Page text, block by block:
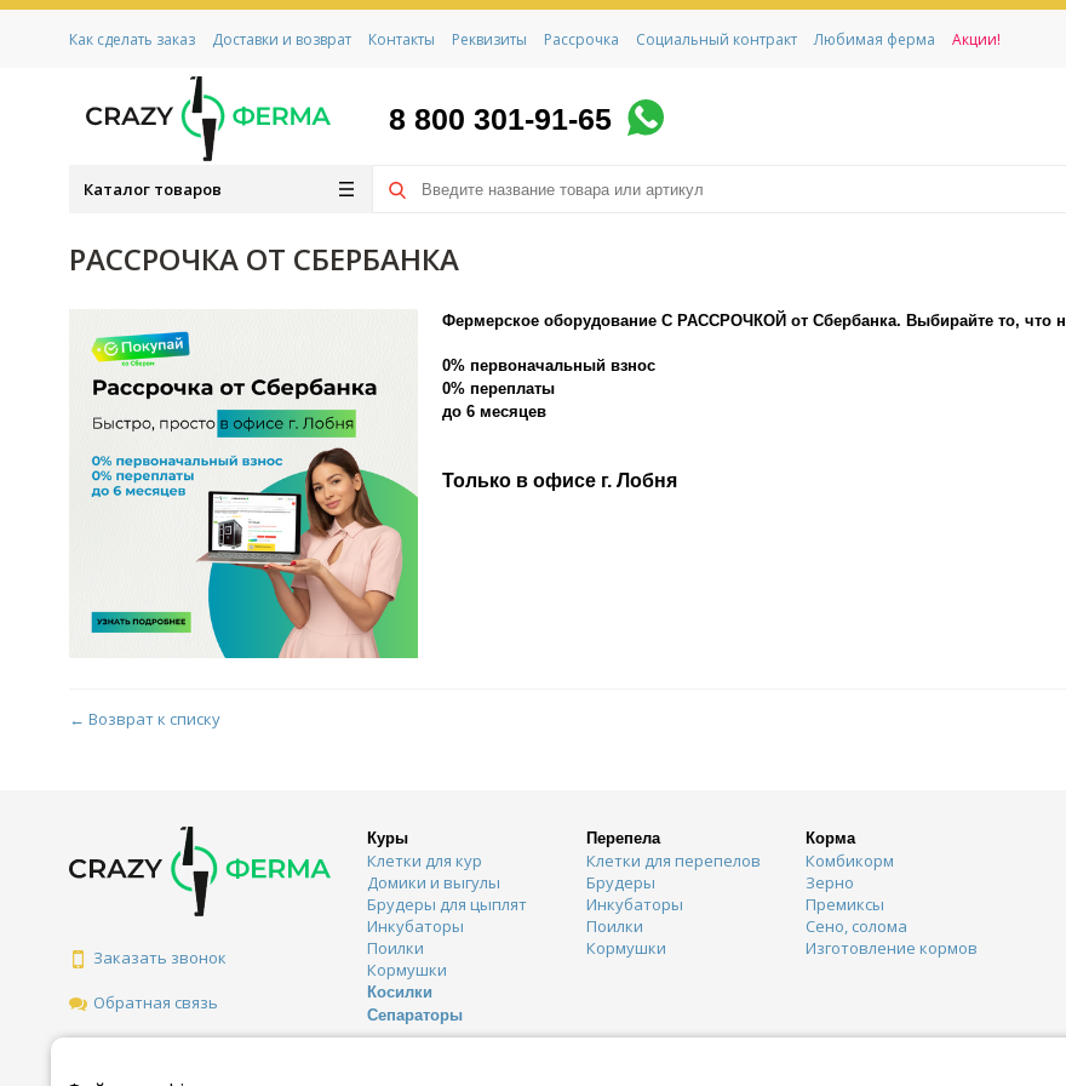
Как сделать заказ Доставки и возврат Контакты Реквизиты Рассрочка Социальный контракт Любимая ферма Акции!
8 800 301-91-65
Каталог товаров
РАССРОЧКА ОТ СБЕРБАНКА
Фермерское оборудование С РАССРОЧКОЙ от Сбербанка. Выбирайте то, что
0% первоначальный взнос
0% переплаты
до 6 месяцев
Только в офисе г.Лобня
← Возврат к списку
Заказать звонок
Обратная связь
Куры
Клетки для кур
Домики и выгулы
Брудеры для цыплят
Инкубаторы
Поилки
Кормушки
Косилки
Сепараторы
Перепела
Клетки для перепелов
Брудеры
Инкубаторы
Поилки
Кормушки
Корма
Комбикорм
Зерно
Премиксы
Сено, солома
Изготовление кормов